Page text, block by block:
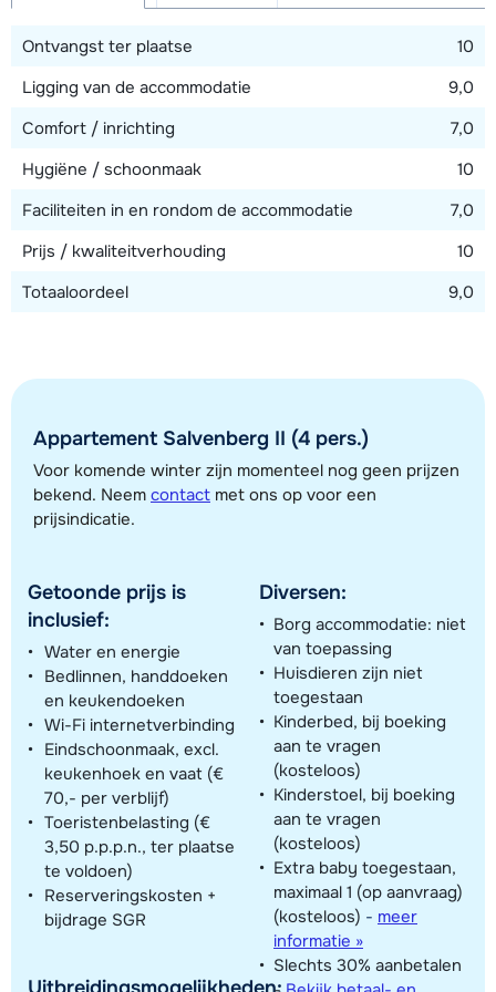
Toon alle accommodaties in dit gebied
Ontvangst ter plaatse
10
Ligging van de accommodatie
9,0
Comfort / inrichting
7,0
Hygiëne / schoonmaak
10
Faciliteiten in en rondom de accommodatie
7,0
Prijs / kwaliteitverhouding
10
Totaaloordeel
9,0
Appartement Salvenberg II (4 pers.)
Voor komende winter zijn momenteel nog geen prijzen
bekend. Neem contact met ons op voor een
prijsindicatie.
Getoonde prijs is
inclusief:
Water en energie
Bedlinnen, handdoeken
en keukendoeken
Wi-Fi internetverbinding
Eindschoonmaak, excl.
keukenhoek en vaat (€
70,- per verblijf)
Toeristenbelasting (€
3,50 p.p.p.n., ter plaatse
te voldoen)
Reserveringskosten +
bijdrage SGR
Diversen:
Borg accommodatie: niet
van toepassing
Huisdieren zijn niet
toegestaan
Kinderbed, bij boeking
aan te vragen
(kosteloos)
Kinderstoel, bij boeking
aan te vragen
(kosteloos)
Extra baby toegestaan,
maximaal 1 (op aanvraag)
(kosteloos) - meer
informatie »
Slechts 30% aanbetalen